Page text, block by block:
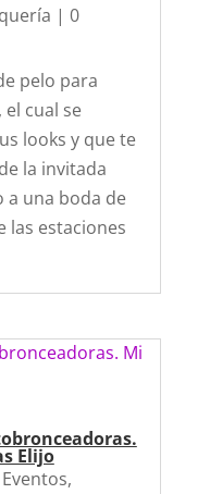
| 0
pelo para
cual se
looks y que te
la invitada
a una boda de
las estaciones
Elijo
Eventos,